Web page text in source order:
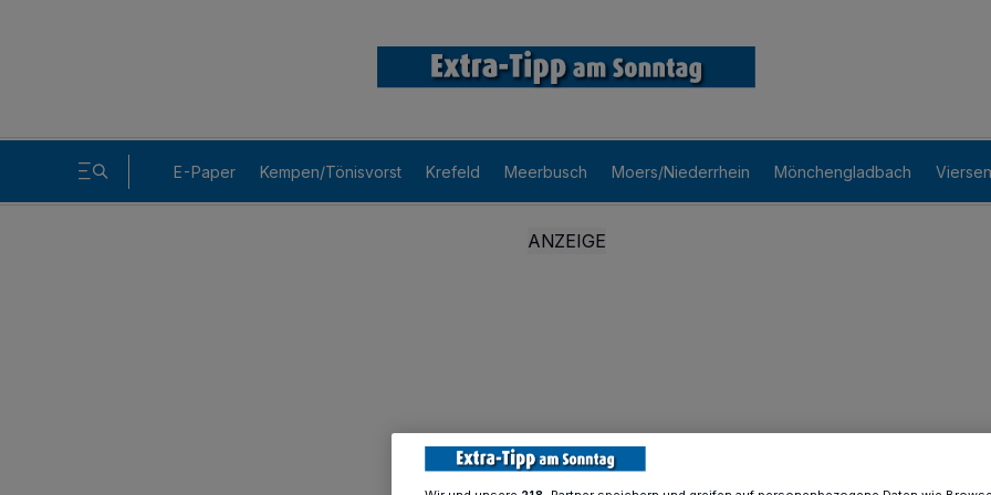
E-Paper Kempen/Tönisvorst Krefeld Meerbusch Moers/Niederrhein Mönchengladbach Viersen